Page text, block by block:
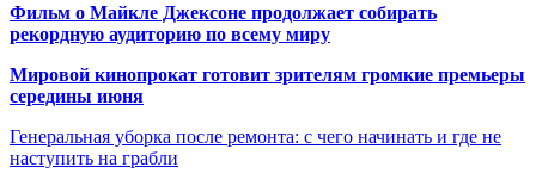
Фильм о Майкле Джексоне продолжает собирать
рекордную аудиторию по всему миру
Мировой кинопрокат готовит зрителям громкие премьеры
середины июня
Генеральная уборка после ремонта: с чего начинать и где не
наступить на грабли